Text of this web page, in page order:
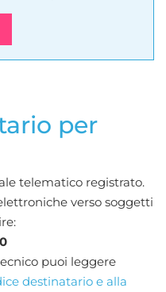
per
telematico registrato.
verso soggetti
puoi leggere
destinatario e alla